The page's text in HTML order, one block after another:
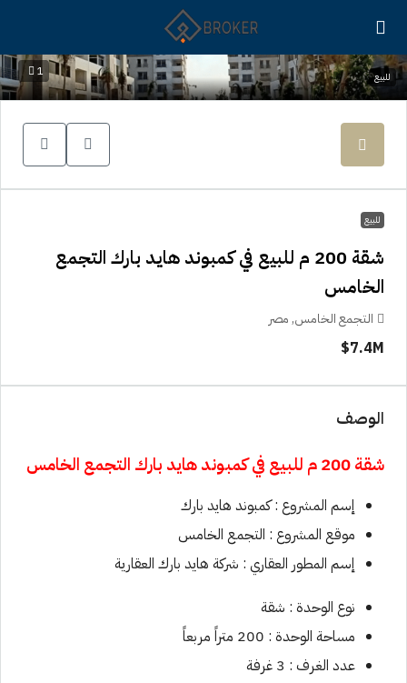
1 للبيع
للبيع
شقة 200 م للبيع في كمبوند هايد بارك التجمع
الخامس
التجمع الخامس, مصر
7.4M$
الوصف
شقة 200 م للبيع في كمبوند هايد بارك التجمع الخامس
إسم المشروع : كمبوند هايد بارك
موقع المشروع : التجمع الخامس
إسم المطور العقاري : شركة هايد بارك العقارية
نوع الوحدة : شقة
مساحة الوحدة : 200 متراً مربعاً
عدد الغرف : 3 غرفة